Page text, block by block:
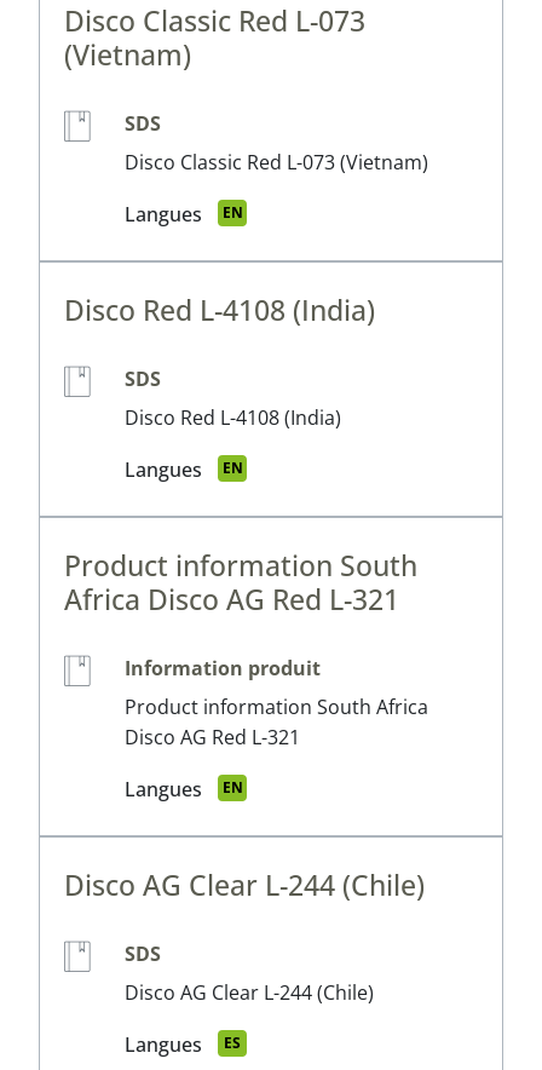
Disco Classic Red L-073
(Vietnam)
SDS
Disco Classic Red L-073 (Vietnam)
Langues
EN
Disco Red L-4108 (India)
SDS
Disco Red L-4108 (India)
Langues
EN
Product information South
Africa Disco AG Red L-321
Information produit
Product information South Africa
Disco AG Red L-321
Langues
EN
Disco AG Clear L-244 (Chile)
SDS
Disco AG Clear L-244 (Chile)
Langues
ES